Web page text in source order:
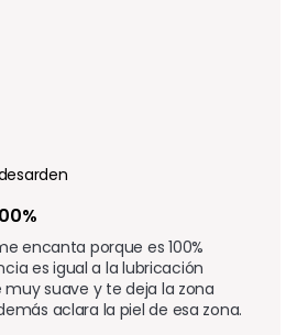
encanta porque es 100%
es igual a la lubricación
suave y te deja la zona
aclara la piel de esa zona.